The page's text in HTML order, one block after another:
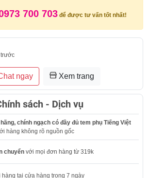
700 703 để được tư vấn tốt nhất!
trước
ngay Xem trang
sách - Dịch vụ
chính ngạch có đầy đủ tem phụ Tiếng Việt
hàng không rõ nguồn gốc
chuyển với mọi đơn hàng từ 319k
hàng tại cửa hàng trong 7 ngày